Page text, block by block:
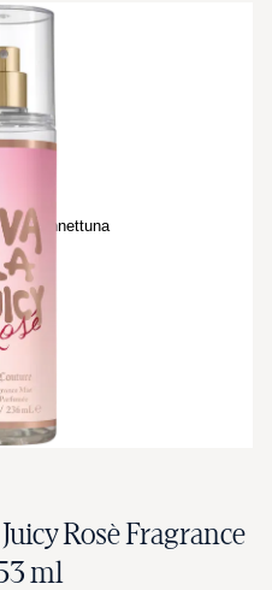
suurennettuna
Rosè Fragrance
ml